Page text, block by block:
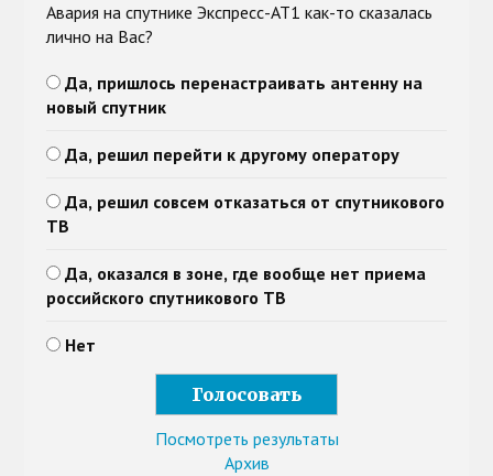
Авария на спутнике Экспресс-АТ1 как-то сказалась
лично на Вас?
Да, пришлось перенастраивать антенну на
новый спутник
Да, решил перейти к другому оператору
Да, решил совсем отказаться от спутникового
ТВ
Да, оказался в зоне, где вообще нет приема
российского спутникового ТВ
Нет
Посмотреть результаты
Архив